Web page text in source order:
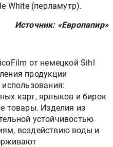
White (перламутр).
Источник: «Европапир»
от немецкой Sihl
продукции
использования:
карт, ярлыков и бирок
товары. Изделия из
устойчивостью
воздействию воды и